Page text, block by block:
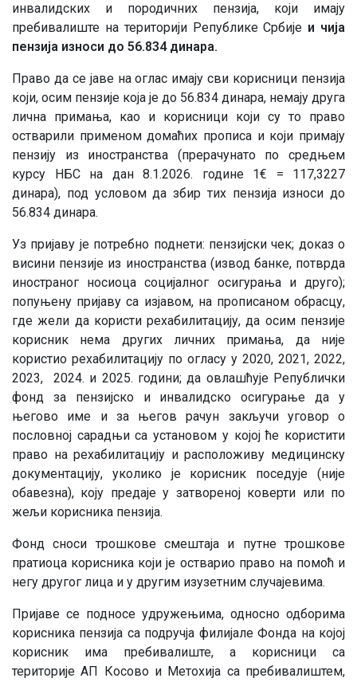
инвалидских и породичних пензија, који имају
пребивалиште на територији Републике Србије и чија
пензија износи до 56.834 динара.
Право да се јаве на оглас имају сви корисници пензија
који, осим пензије која је до 56.834 динара, немају друга
лична примања, као и корисници који су то право
остварили применом домаћих прописа и који примају
пензију из иностранства (прерачунато по средњем
курсу НБС на дан 8.1.2026. године 1€ = 117,3227
динара), под условом да збир тих пензија износи до
56.834 динара.
Уз пријаву је потребно поднети: пензијски чек; доказ о
висини пензије из иностранства (извод банке, потврда
иностраног носиоца социјалног осигурања и друго);
попуњену пријаву са изјавом, на прописаном обрасцу,
где жели да користи рехабилитацију, да осим пензије
корисник нема других личних примања, да није
користио рехабилитацију по огласу у 2020, 2021, 2022,
2023, 2024. и 2025. години; да овлашћује Републички
фонд за пензијско и инвалидско осигурање да у
његово име и за његов рачун закључи уговор о
пословној сарадњи са устaновом у којој ће користити
право на рехабилитацију и расположиву медицинску
документацију, уколико је корисник поседује (није
обавезна), коју предаје у затвореној коверти или по
жељи корисника пензија.
Фонд сноси трошкове смештаја и путне трошкове
пратиоца корисника који је остварио право на помоћ и
негу другог лица и у другим изузетним случајевима.
Пријаве се подносе удружењима, односно одборима
корисника пензија са подручја филијале Фонда на којој
корисник има пребивалиште, а корисници са
територије АП Косово и Метохија са пребивалиштем,